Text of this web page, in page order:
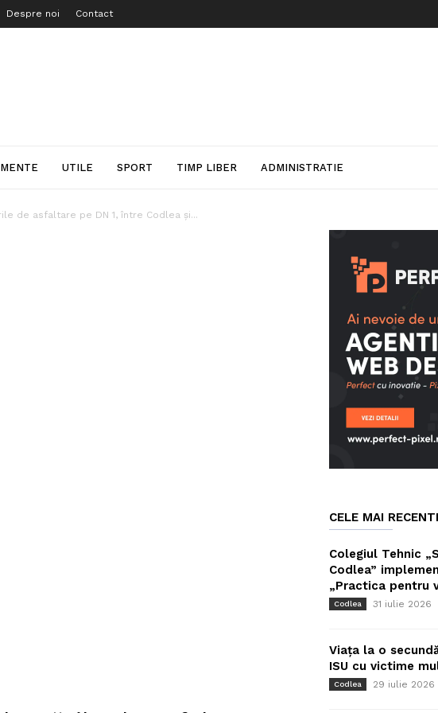
Despre noi Contact
UTILE SPORT TIMP LIBER ADMINISTRATIE
de asfaltare pe DN 1, între Codlea şi...
CELE MAI
Colegiul Tehnic
Codlea”
„Practica pentru
Codlea 31 iulie 2026
Viața la o
ISU cu victime
Codlea 29 iulie 2026